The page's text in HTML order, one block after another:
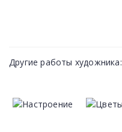
Другие работы художника: